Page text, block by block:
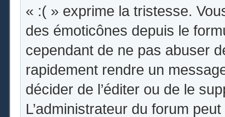
« :( » exprime la tristesse.
des émoticônes depuis le
cependant de ne pas abuser
rapidement rendre un
décider de l’éditer ou de le
L’administrateur du forum